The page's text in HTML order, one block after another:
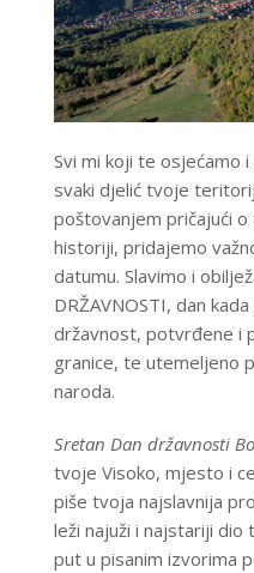
Svi mi koji te osjećamo
svaki djelić tvoje
poštovanjem pričajući
historiji, pridajemo
datumu. Slavimo i
DRŽAVNOSTI, dan
državnost, potvrđene i
granice, te utemeljeno
naroda.
Sretan Dan državnosti
tvoje Visoko, mjesto i
piše tvoja najslavnija
leži najuži i najstariji
put u pisanim izvorima